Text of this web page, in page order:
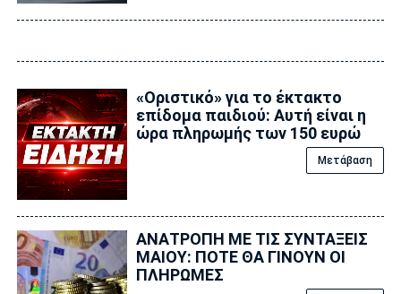
«Οριστικό» για το έκτακτο
επίδομα παιδιού: Αυτή είναι η
ώρα πληρωμής των 150 ευρώ
Μετάβαση
ΑΝΑΤΡΟΠΗ ΜΕ ΤΙΣ ΣΥΝΤΑΞΕΙΣ
ΜΑΙΟΥ: ΠΟΤΕ ΘΑ ΓΙΝΟΥΝ ΟΙ
ΠΛΗΡΩΜΕΣ